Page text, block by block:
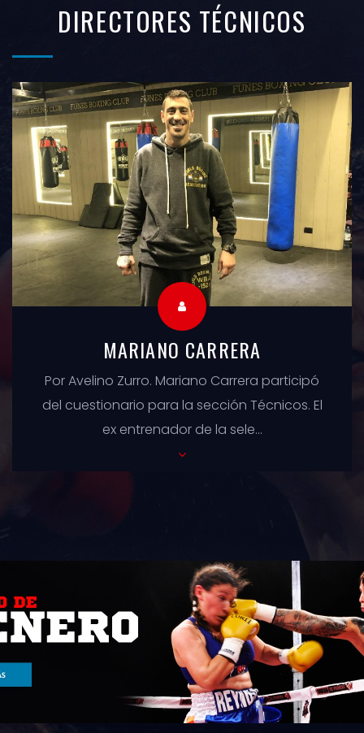
DIRECTORES TÉCNICOS
ALEJANDRO DOMÍNGUEZ
Por Avelino Zurro. Alejandro Domínguez,
entrenador de la Selección Argentina por
diez años, nos contó su formación...